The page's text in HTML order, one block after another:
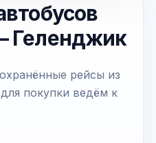
Геленджик
рейсы из
покупки ведём к